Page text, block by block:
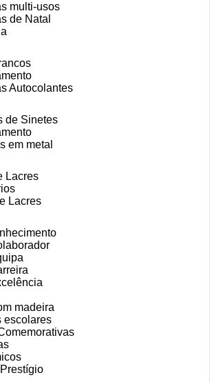
multi-usos
de Natal
Autocolantes
de Sinetes
em metal
Lacres
Lacres
madeira
escolares